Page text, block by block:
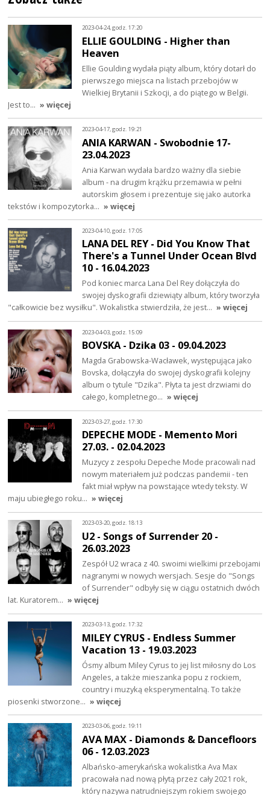
2023-04-24, godz. 17:20
ELLIE GOULDING - Higher than
Heaven
Ellie Goulding wydała piąty album, który dotarł do
pierwszego miejsca na listach przebojów w
Wielkiej Brytanii i Szkocji, a do piątego w Belgii.
Jest to… » więcej
2023-04-17, godz. 19:21
ANIA KARWAN - Swobodnie 17-
23.04.2023
Ania Karwan wydała bardzo ważny dla siebie
album - na drugim krążku przemawia w pełni
autorskim głosem i prezentuje się jako autorka
tekstów i kompozytorka… » więcej
2023-04-10, godz. 17:05
LANA DEL REY - Did You Know That
There's a Tunnel Under Ocean Blvd
10 - 16.04.2023
Pod koniec marca Lana Del Rey dołączyła do
swojej dyskografii dziewiąty album, który tworzyła
"całkowicie bez wysiłku". Wokalistka stwierdziła, że jest… » więcej
2023-04-03, godz. 15:09
BOVSKA - Dzika 03 - 09.04.2023
Magda Grabowska-Wacławek, występująca jako
Bovska, dołączyła do swojej dyskografii kolejny
album o tytule "Dzika". Płyta ta jest drzwiami do
całego, kompletnego… » więcej
2023-03-27, godz. 17:30
DEPECHE MODE - Memento Mori
27.03. - 02.04.2023
Muzycy z zespołu Depeche Mode pracowali nad
nowym materiałem już podczas pandemii - ten
fakt miał wpływ na powstające wtedy teksty. W
maju ubiegłego roku… » więcej
2023-03-20, godz. 18:13
U2 - Songs of Surrender 20 -
26.03.2023
Zespół U2 wraca z 40. swoimi wielkimi przebojami
nagranymi w nowych wersjach. Sesje do "Songs
of Surrender" odbyły się w ciągu ostatnich dwóch
lat. Kuratorem… » więcej
2023-03-13, godz. 17:32
MILEY CYRUS - Endless Summer
Vacation 13 - 19.03.2023
Ósmy album Miley Cyrus to jej list miłosny do Los
Angeles, a także mieszanka popu z rockiem,
country i muzyką eksperymentalną. To także
piosenki stworzone… » więcej
2023-03-06, godz. 19:11
AVA MAX - Diamonds & Dancefloors
06 - 12.03.2023
Albańsko-amerykańska wokalistka Ava Max
pracowała nad nową płytą przez cały 2021 rok,
który nazywa natrudniejszym rokiem swojego